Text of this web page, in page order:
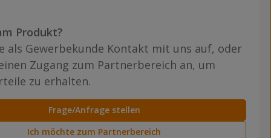
Produkt?
als Gewerbekunde Kontakt mit uns auf, oder
Zugang zum Partnerbereich an, um
zu erhalten.
Frage/Anfrage stellen
Ich möchte zum Partnerbereich